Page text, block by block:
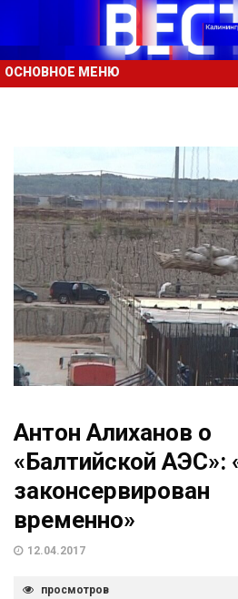
ОСНОВНОЕ МЕНЮ
Антон Алиханов о
«Балтийской АЭС»:
законсервирован
временно»
12.04.2017
просмотров